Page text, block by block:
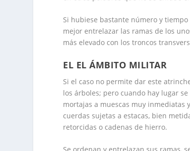
Si hubiese bastante número y
mejor entrelazar las ramas de los
más elevado con los troncos
EL EL ÁMBITO MILITAR
Si el caso no permite dar este
los árboles; pero cuando hay lugar
mortajas a muescas muy inmediatas
cuerdas sujetas a estacas, bien
retorcidas o cadenas de hierro.